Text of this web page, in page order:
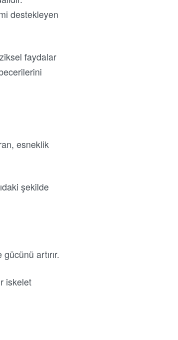
destekleyen
faydalar
esneklik
şekilde
artırır.
iskelet